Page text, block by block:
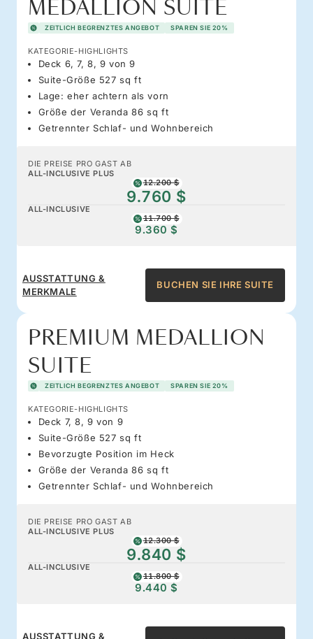
MEDALLION SUITE
ZEITLICH BEGRENZTES ANGEBOT SPAREN SIE 20%
KATEGORIE-HIGHLIGHTS
Deck 6, 7, 8, 9 von 9
Suite-Größe 527 sq ft
Lage: eher achtern als vorn
Größe der Veranda 86 sq ft
Getrennter Schlaf- und Wohnbereich
DIE PREISE PRO GAST AB
ALL-INCLUSIVE PLUS
12.200 $
9.760 $
ALL-INCLUSIVE
11.700 $
9.360 $
AUSSTATTUNG &
MERKMALE
BUCHEN SIE IHRE SUITE
PREMIUM MEDALLION
SUITE
ZEITLICH BEGRENZTES ANGEBOT SPAREN SIE 20%
KATEGORIE-HIGHLIGHTS
Deck 7, 8, 9 von 9
Suite-Größe 527 sq ft
Bevorzugte Position im Heck
Größe der Veranda 86 sq ft
Getrennter Schlaf- und Wohnbereich
DIE PREISE PRO GAST AB
ALL-INCLUSIVE PLUS
12.300 $
9.840 $
ALL-INCLUSIVE
11.800 $
9.440 $
AUSSTATTUNG &